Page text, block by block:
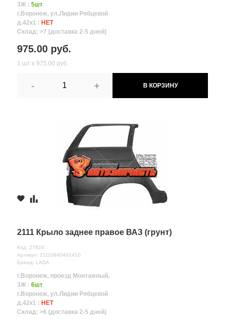
3Ж : 5шт
г.Воронеж, ул.Лидии Рябцевой
д.42к1 : НЕТ
Склад: >7 (доставка 2-5 дней)
975.00 руб.
1 шт х 975.00 руб.
- + В КОРЗИНУ
2111 Крыло заднее правое ВАЗ (грунт)
Код: 27824
Артикул: 21110840401410
Бренд: LADA
г.Воронеж, проезд Монтажный,
3Ж : 6шт
г.Воронеж, ул.Лидии Рябцевой
д.42к1 : НЕТ
Склад: >6 (доставка 2-5 дней)